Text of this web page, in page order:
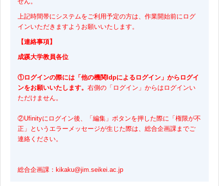
上記時間帯にシステムをご利用予定の方は、作業開始前にログ
インいただきますようお願いいたします。
【連絡事項】
成蹊大学教員各位
①ログインの際には「他の機関Idpによるログイン」からログイ
ンをお願いいたします。 右側の「ログイン」からはログインい
ただけません。
②Ufinityにログイン後、「編集」ボタンを押した際に「権限が不
正」というエラーメッセージが生じた際は、総合企画課までご
連絡ください。
総合企画課：kikaku@jim.seikei.ac.jp